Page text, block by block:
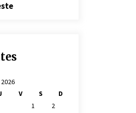
V S
D
1
2